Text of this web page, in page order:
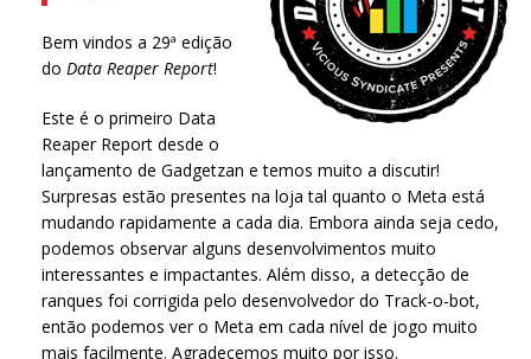
Bem vindos a 29ª edição
do Data Reaper Report!
Este é o primeiro Data
Reaper Report desde o
lançamento de Gadgetzan e temos muito a discutir!
Surpresas estão presentes na loja tal quanto o Meta está
mudando rapidamente a cada dia. Embora ainda seja cedo,
podemos observar alguns desenvolvimentos muito
interessantes e impactantes. Além disso, a detecção de
ranques foi corrigida pelo desenvolvedor do Track-o-bot,
então podemos ver o Meta em cada nível de jogo muito
mais facilmente. Agradecemos muito por isso.